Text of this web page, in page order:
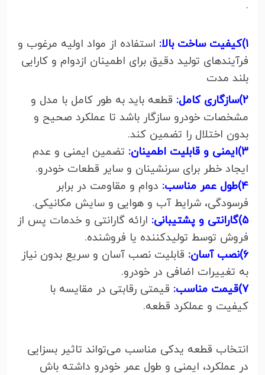
.
1)کیفیت ساخت بالا:
استفاده از مواد اولیه مرغوب و
فرآیندهای تولید دقیق برای اطمینان ازدوام و کارایی
بلند مدت
2)سازگاری کامل:
قطعه باید به طور کامل با مدل و
مشخصات خودرو سازگار باشد تا عملکرد صحیح و
بدون اختلال را تضمین کند.
3)ایمنی و قابلیت اطمینان:
تضمین ایمنی و عدم
ایجاد خطر برای سرنشینان و سایر قطعات خودرو.
4)طول عمر مناسب:
دوام و مقاومت در برابر
فرسودگی، شرایط آب و هوایی و سایش مکانیکی.
5)گارانتی و پشتیبانی:
ارائه گارانتی و خدمات پس از
فروش توسط تولیدکننده یا فروشنده.
6)نصب آسان:
قابلیت نصب آسان و سریع بدون نیاز
به تغییرات اضافی در خودرو.
7)قیمت مناسب:
قیمتی رقابتی در مقایسه با
کیفیت و عملکرد قطعه.
انتخاب قطعه یدکی مناسب می‌تواند تاثیر بسزایی
در عملکرد، ایمنی و طول عمر خودرو داشته باش